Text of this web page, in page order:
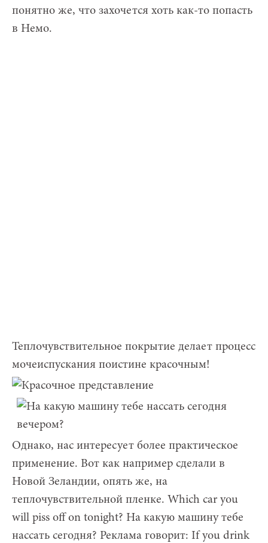
понятно же, что захочется хоть как-то попасть
в Немо.
Теплочувствительное покрытие делает процесс
мочеиспускания поистине красочным!
Однако, нас интересует более практическое
применение. Вот как например сделали в
Новой Зеландии, опять же, на
теплочувствительной пленке. Which car you
will piss off on tonight? На какую машину тебе
нассать сегодня? Реклама говорит: If you drink